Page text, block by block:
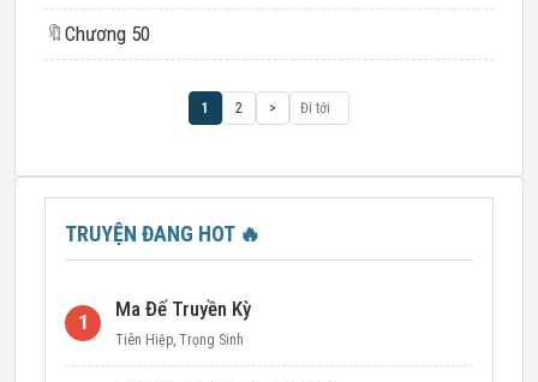
🔖 Chương 50
1 2 >
TRUYỆN ĐANG HOT 🔥
1
Ma Đế Truyền Kỳ
Tiên Hiệp, Trọng Sinh